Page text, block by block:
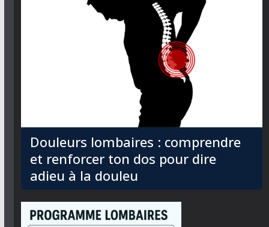
Douleurs lombaires : comprendre
et renforcer ton dos pour dire
adieu à la douleu